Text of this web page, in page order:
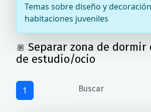
Temas sobre diseño y
habitaciones juveniles
Separar zona de dormir
de estudio/ocio
1